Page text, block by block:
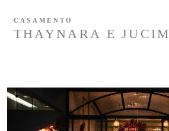
THAYNARA E
CASAMENTO